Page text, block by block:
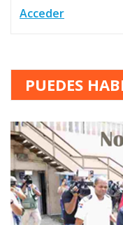
Acceder
PUEDES